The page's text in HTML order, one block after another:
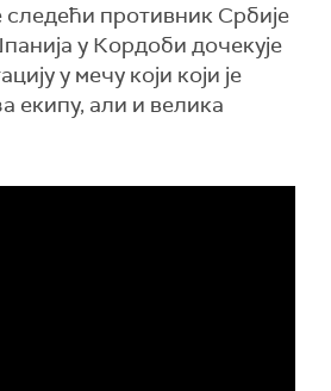
следећи противник Србије
у Кордоби дочекује
у мечу који који је
екипу, али и велика